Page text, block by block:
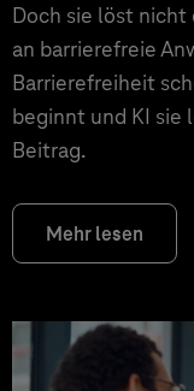
Doch sie löst
an barrierefreie
Barrierefreiheit
beginnt und KI
Beitrag.
Mehr lesen